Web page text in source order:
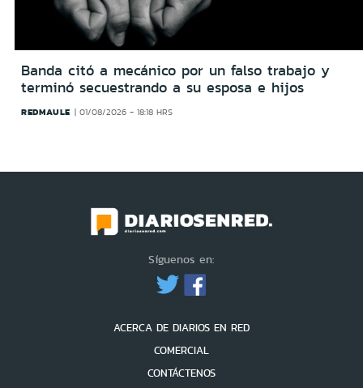
Banda citó a mecánico por un falso trabajo y
terminó secuestrando a su esposa e hijos
REDMAULE 01/08/2026 - 18:18 HRS
Síguenos en:
ACERCA DE DIARIOS EN RED
COMERCIAL
CONTÁCTENOS